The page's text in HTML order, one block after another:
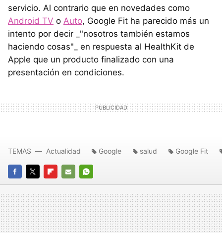
servicio. Al contrario que en novedades como
Android TV o Auto, Google Fit ha parecido más un
intento por decir _"nosotros también estamos
haciendo cosas"_ en respuesta al HealthKit de
Apple que un producto finalizado con una
presentación en condiciones.
FACEBOOK
TWITTERFLIPBOARD
E-
MAIL
WHATSAPP
TEMAS Actualidad Google salud Google Fit